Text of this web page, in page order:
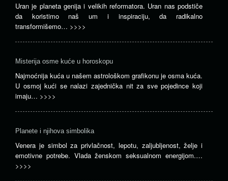
Uran je planeta genija i velikih reformatora. Uran nas podstiče
da koristimo naš um i inspiraciju, da radikalno
transformišemo… >>>>
Misterija osme kuće u horoskopu
Najmoćnija kuća u našem astrološkom grafikonu je osma kuća.
U osmoj kući se nalazi zajednička nit za sve pojedince koji
imaju… >>>>
Planete i njihova simbolika
Venera je simbol za privlačnost, lepotu, zaljubljenost, želje i
emotivne potrebe. Vlada ženskom seksualnom energijom.…
>>>>